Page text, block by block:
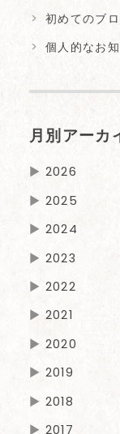
初めてのブ
個人的なお
月別アーカ
▶ 2026
▶ 2025
▶ 2024
▶ 2023
▶ 2022
▶ 2021
▶ 2020
▶ 2019
▶ 2018
▶ 2017